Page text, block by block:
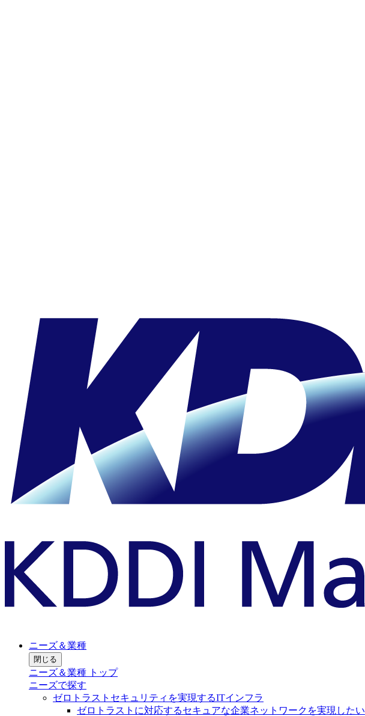
ニーズ＆業種
閉じる
ニーズ＆業種 トップ
ニーズで探す
ゼロトラストセキュリティを実現するITインフラ
ゼロトラストに対応するセキュアな企業ネットワークを実現したい